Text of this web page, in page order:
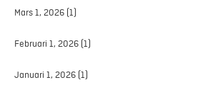
Mars 1, 2026 (1)
Februari 1, 2026 (1)
Januari 1, 2026 (1)